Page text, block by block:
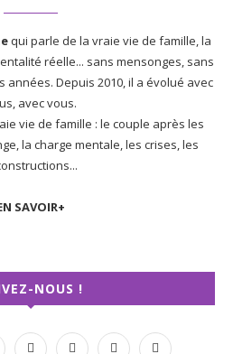
qui parle de la vraie vie de famille, la
réelle... sans mensonges, sans
Depuis 2010, il a évolué avec
avec vous.
vie de famille : le couple après les
la charge mentale, les crises, les
SAVOIR+
NOUS !